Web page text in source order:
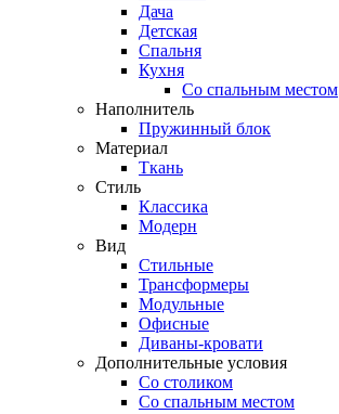
Дача
Детская
Спальня
Кухня
Со спальным местом
Наполнитель
Пружинный блок
Материал
Ткань
Стиль
Классика
Модерн
Вид
Стильные
Трансформеры
Модульные
Офисные
Диваны-кровати
Дополнительные условия
Со столиком
Со спальным местом